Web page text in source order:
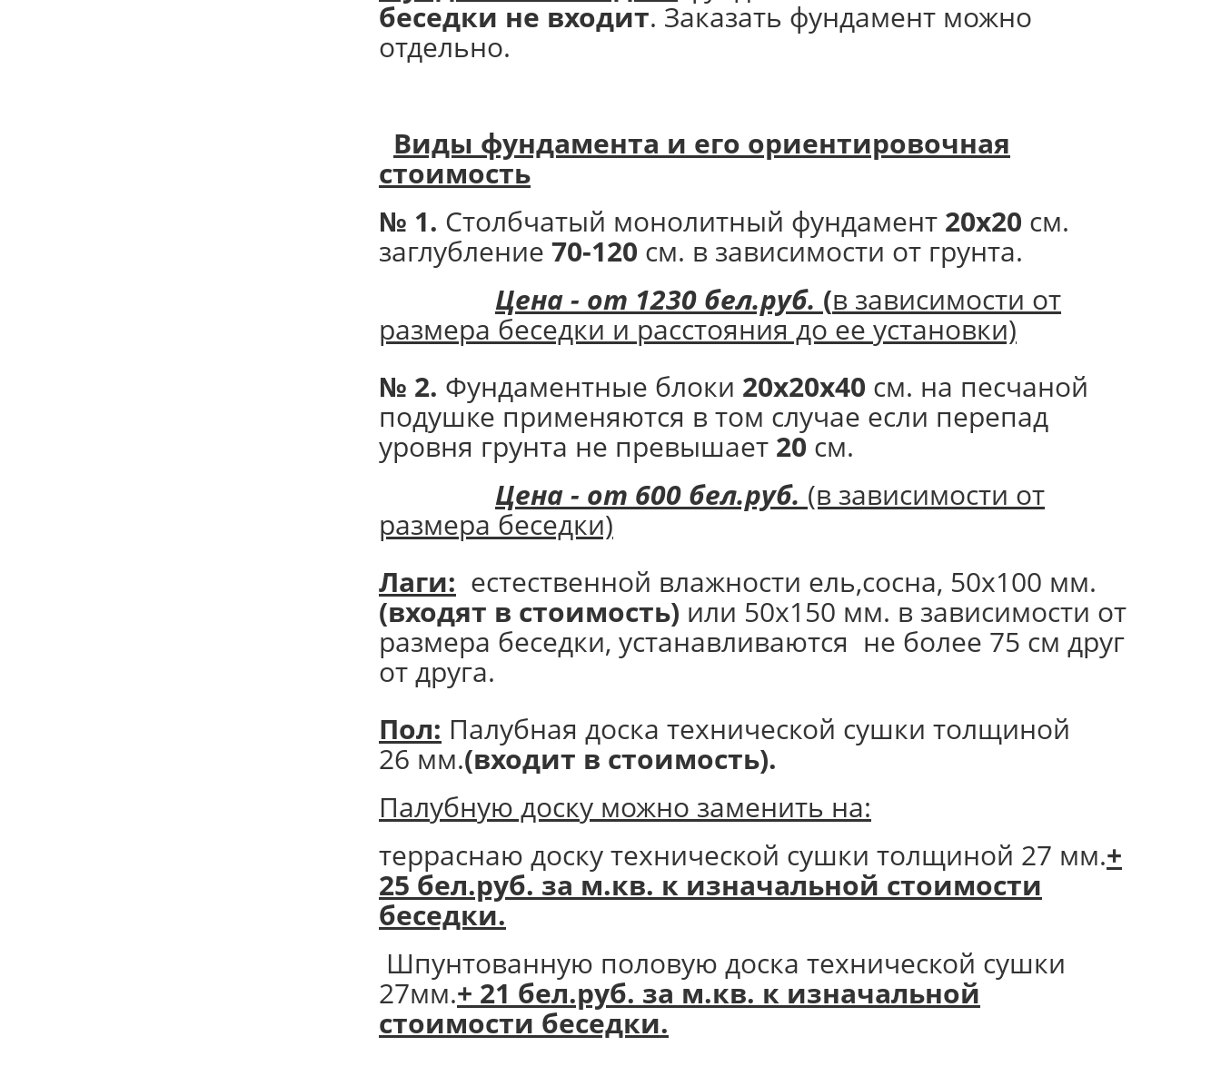
беседки не входит. Заказать фундамент можно
отдельно.
Виды фундамента и его ориентировочная
стоимость
№ 1. Столбчатый монолитный фундамент 20х20 см.
заглубление 70-120 см. в зависимости от грунта.
Цена - от 1230 бел.руб. (в зависимости от
размера беседки и расстояния до ее установки)
№ 2. Фундаментные блоки 20х20х40 см. на песчаной
подушке применяются в том случае если перепад
уровня грунта не превышает 20 см.
Цена - от 600 бел.руб. (в зависимости от
размера беседки)
Лаги: естественной влажности ель,сосна, 50х100 мм.
(входят в стоимость) или 50х150 мм. в зависимости от
размера беседки, устанавливаются не более 75 см друг
от друга.
Пол: Палубная доска технической сушки толщиной
26 мм.(входит в стоимость).
Палубную доску можно заменить на:
терраснаю доску технической сушки толщиной 27 мм.+
25 бел.руб. за м.кв. к изначальной стоимости
беседки.
Шпунтованную половую доска технической сушки
27мм.+ 21 бел.руб. за м.кв. к изначальной
стоимости беседки.